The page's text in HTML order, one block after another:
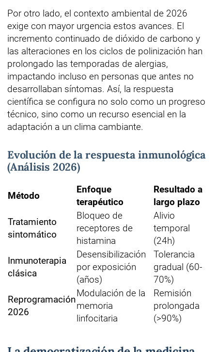
Por otro lado, el contexto ambiental de 2026
exige con mayor urgencia estos avances. El
incremento continuado de dióxido de carbono y
las alteraciones en los ciclos de polinización han
prolongado las temporadas de alergias,
impactando incluso en personas que antes no
desarrollaban síntomas. Así, la respuesta
científica se configura no solo como un progreso
técnico, sino como un recurso esencial en la
adaptación a un clima cambiante.
Evolución de la respuesta inmunológica
(Análisis 2026)
Método
Enfoque
terapéutico
Resultado a
largo plazo
Tratamiento
sintomático
Bloqueo de
receptores de
histamina
Alivio
temporal
(24h)
Inmunoterapia
clásica
Desensibilización
por exposición
(años)
Tolerancia
gradual (60-
70%)
Reprogramación
2026
Modulación de la
memoria
linfocitaria
Remisión
prolongada
(>90%)